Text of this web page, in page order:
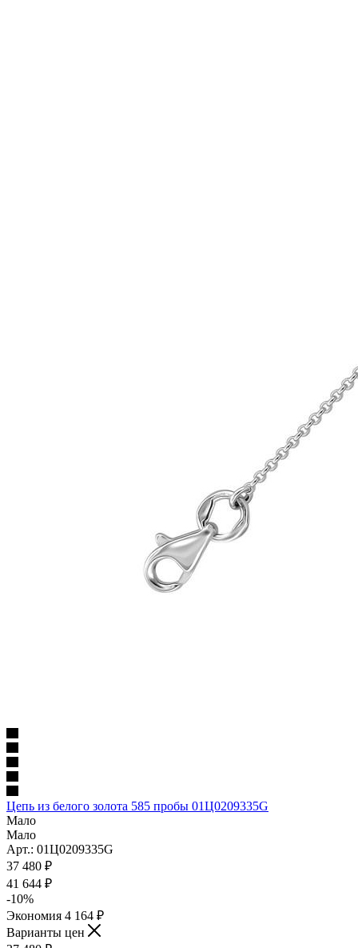
Цепь из белого золота 585 пробы 01Ц0209335G
Мало
Мало
Арт.: 01Ц0209335G
37 480 ₽
41 644 ₽
-10%
Экономия 4 164 ₽
Варианты цен